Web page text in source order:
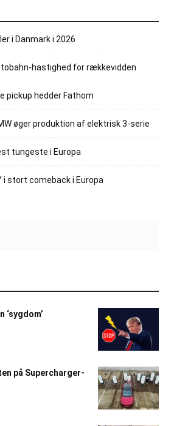
i Danmark i 2026
hastighed for rækkevidden
pickup hedder Fathom
øger produktion af elektrisk 3-serie
tungeste i Europa
i stort comeback i Europa
‘sygdom’
på Supercharger-